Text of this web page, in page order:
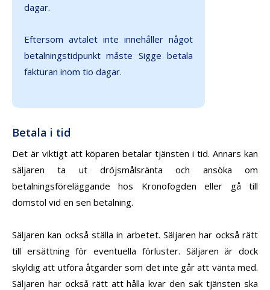
dagar.
Eftersom avtalet inte innehåller något
betalningstidpunkt måste Sigge betala
fakturan inom tio dagar.
Betala i tid
Det är viktigt att köparen betalar tjänsten i tid. Annars kan
säljaren ta ut dröjsmålsränta och ansöka om
betalningsföreläggande hos Kronofogden eller gå till
domstol vid en sen betalning.
Säljaren kan också ställa in arbetet. Säljaren har också rätt
till ersättning för eventuella förluster. Säljaren är dock
skyldig att utföra åtgärder som det inte går att vänta med.
Säljaren har också rätt att hålla kvar den sak tjänsten ska